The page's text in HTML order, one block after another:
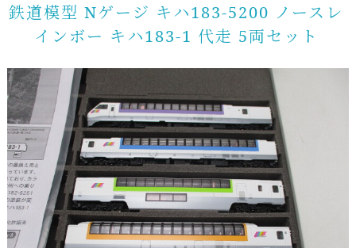
鉄道模型 Nゲージ キハ183-5200 ノースレ
インボー キハ183-1 代走 5両セット